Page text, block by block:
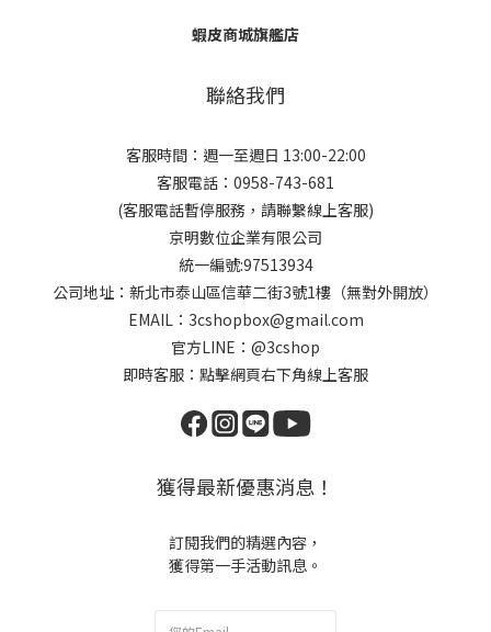
蝦皮商城旗艦店
聯絡我們
客服時間：週一至週日 13:00-22:00
客服電話：0958-743-681
(客服電話暫停服務，請聯繫線上客服)
京明數位企業有限公司
統一編號:97513934
公司地址：新北市泰山區信華二街3號1樓（無對外開放）
EMAIL：3cshopbox@gmail.com
官方LINE：@3cshop
即時客服：點擊網頁右下角線上客服
獲得最新優惠消息！
訂閱我們的精選內容，
獲得第一手活動訊息。